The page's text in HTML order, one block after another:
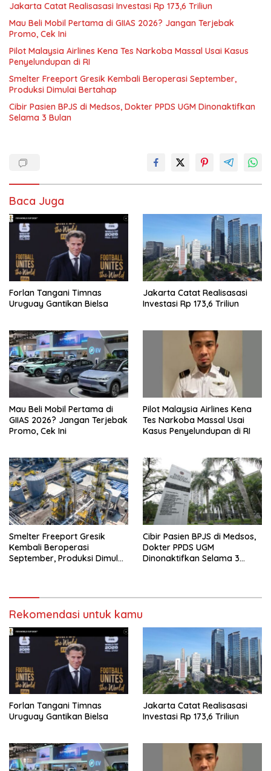
Jakarta Catat Realisasasi Investasi Rp 173,6 Triliun
Mau Beli Mobil Pertama di GIIAS 2026? Jangan Terjebak
Promo, Cek Ini
Pilot Malaysia Airlines Kena Tes Narkoba Massal Usai Kasus
Penyelundupan di RI
Smelter Freeport Gresik Kembali Beroperasi September,
Produksi Dimulai Bertahap
Cibir Pasien BPJS di Medsos, Dokter PPDS UGM Dinonaktifkan
Selama 3 Bulan
Baca Juga
Forlan Tangani Timnas
Uruguay Gantikan Bielsa
Jakarta Catat Realisasasi
Investasi Rp 173,6 Triliun
Mau Beli Mobil Pertama di
GIIAS 2026? Jangan Terjebak
Promo, Cek Ini
Pilot Malaysia Airlines Kena
Tes Narkoba Massal Usai
Kasus Penyelundupan di RI
Smelter Freeport Gresik
Kembali Beroperasi
September, Produksi Dimulai
Cibir Pasien BPJS di Medsos,
Dokter PPDS UGM
Dinonaktifkan Selama 3
Rekomendasi untuk kamu
Forlan Tangani Timnas
Uruguay Gantikan Bielsa
Jakarta Catat Realisasasi
Investasi Rp 173,6 Triliun